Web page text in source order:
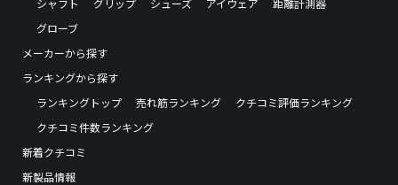
グローブ
メーカーから探す
ランキングから探す
ランキングトップ
売れ筋ランキング
クチコミ評価ランキング
クチコミ件数ランキング
新着クチコミ
新製品情報